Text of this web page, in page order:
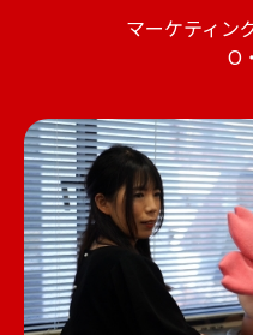
マーケティ
O